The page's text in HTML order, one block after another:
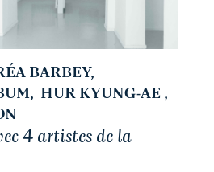
BARBEY,
, HUR KYUNG-AE ,
4 artistes de la